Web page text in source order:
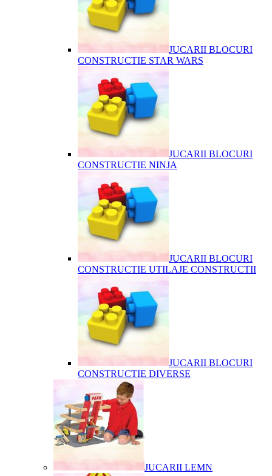
JUCARII BLOCURI
CONSTRUCTIE STAR WARS
JUCARII BLOCURI
CONSTRUCTIE NINJA
JUCARII BLOCURI
CONSTRUCTIE UTILAJE CONSTRUCTII
JUCARII BLOCURI
CONSTRUCTIE DIVERSE
JUCARII LEMN